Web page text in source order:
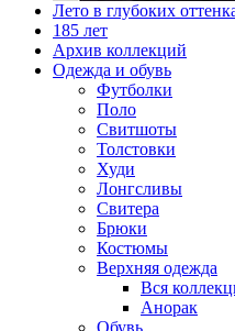
Лето в глубоких
185 лет
Архив коллекций
Одежда и обувь
Футболки
Поло
Свитшоты
Толстовки
Худи
Лонгсливы
Свитера
Брюки
Костюмы
Верхняя одежда
Вся
Анорак
Обувь